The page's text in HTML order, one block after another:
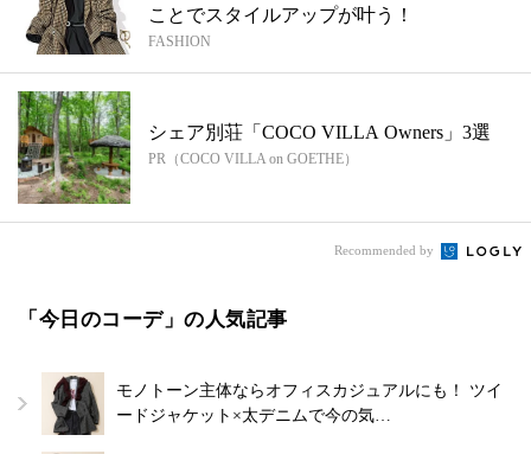
ことでスタイルアップが叶う！
FASHION
シェア別荘「COCO VILLA Owners」3選
PR（COCO VILLA on GOETHE）
Recommended by
「今日のコーデ」の人気記事
モノトーン主体ならオフィスカジュアルにも！ ツイ
ードジャケット×太デニムで今の気…